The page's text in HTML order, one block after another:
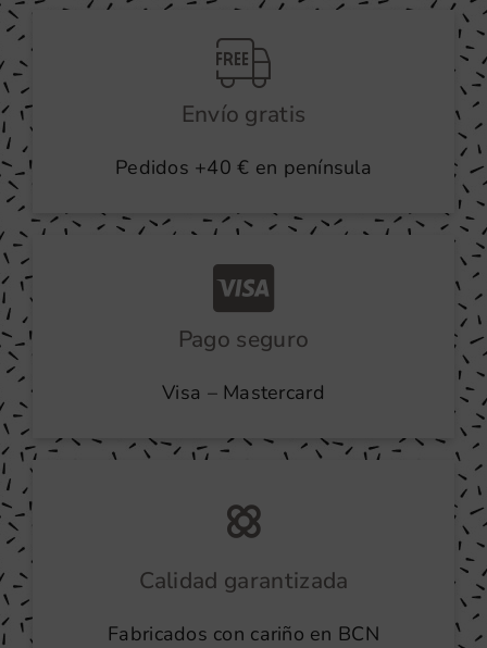
Envío gratis
Pedidos +40 € en península
Pago seguro
Visa – Mastercard
Calidad garantizada
Fabricados con cariño en BCN